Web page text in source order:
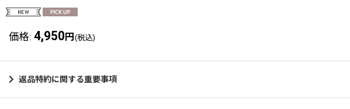
価格: 4,950 円 (税込)
返品特約に関する重要事項